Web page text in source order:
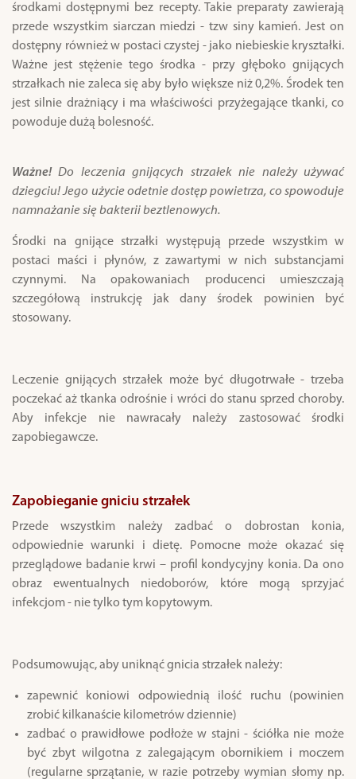
środkami dostępnymi bez recepty. Takie preparaty zawierają
przede wszystkim siarczan miedzi - tzw siny kamień. Jest on
dostępny również w postaci czystej - jako niebieskie kryształki.
Ważne jest stężenie tego środka - przy głęboko gnijących
strzałkach nie zaleca się aby było większe niż 0,2%. Środek ten
jest silnie drażniący i ma właściwości przyżegające tkanki, co
powoduje dużą bolesność.
Ważne!Do leczenia gnijących strzałek nie należy używać
dziegciu! Jego użycie odetnie dostęp powietrza, co spowoduje
namnażanie się bakterii beztlenowych.
Środki na gnijące strzałki występują przede wszystkim w
postaci maści i płynów, z zawartymi w nich substancjami
czynnymi. Na opakowaniach producenci umieszczają
szczegółową instrukcję jak dany środek powinien być
stosowany.
Leczenie gnijących strzałek może być długotrwałe - trzeba
poczekać aż tkanka odrośnie i wróci do stanu sprzed choroby.
Aby infekcje nie nawracały należy zastosować środki
zapobiegawcze.
Zapobieganie gniciu strzałek
Przede wszystkim należy zadbać o dobrostan konia,
odpowiednie warunki i dietę. Pomocne może okazać się
przeglądowe badanie krwi – profil kondycyjny konia. Da ono
obraz ewentualnych niedoborów, które mogą sprzyjać
infekcjom - nie tylko tym kopytowym.
Podsumowując, aby uniknąć gnicia strzałek należy:
zapewnić koniowi odpowiednią ilość ruchu (powinien
zrobić kilkanaście kilometrów dziennie)
zadbać o prawidłowe podłoże w stajni - ściółka nie może
być zbyt wilgotna z zalegającym obornikiem i moczem
(regularne sprzątanie, w razie potrzeby wymian słomy np.